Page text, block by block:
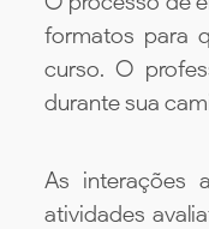
formatos para
curso. O
durante sua
As interações
atividades